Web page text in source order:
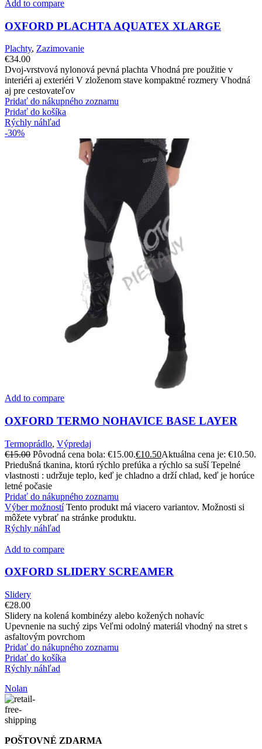
Add to compare
OXFORD PLACHTA AQUATEX XLARGE
Plachty, Zazimovanie
€34.00
Dvoj-vrstvová nylonová pevná plachta Vhodná pre použitie v
interiéri aj exteriéri V zloženom stave kompaktné rozmery Vhodná
aj pre cestovateľov
Pridať do nákupného zoznamu
Pridať do košíka
Rýchly náhľad
-30%
Add to compare
OXFORD TERMO NOHAVICE BASE LAYER
Termoprádlo, Výpredaj
€15.00 Pôvodná cena bola: €15.00.€10.50Aktuálna cena je: €10.50.
Priedušná tkanina, ktorú rýchlo prefúka a rýchlo sa suší Tepelné
vlastnosti : udržuje teplo, keď je chladno a drží chlad, keď je horúce
letné počasie
Pridať do nákupného zoznamu
Výber možností Tento produkt má viacero variantov. Možnosti si
môžete vybrať na stránke produktu.
Rýchly náhľad
Add to compare
OXFORD SLIDERY SCREAMER
Slidery
€28.00
Slidery na kolená kombinézy alebo kožených nohavíc
Upevnenie na suchý zips Veľmi odolný materiál vhodný na stret s
asfaltovým povrchom
Pridať do nákupného zoznamu
Pridať do košíka
Rýchly náhľad
Nolan
POŠTOVNÉ ZDARMA